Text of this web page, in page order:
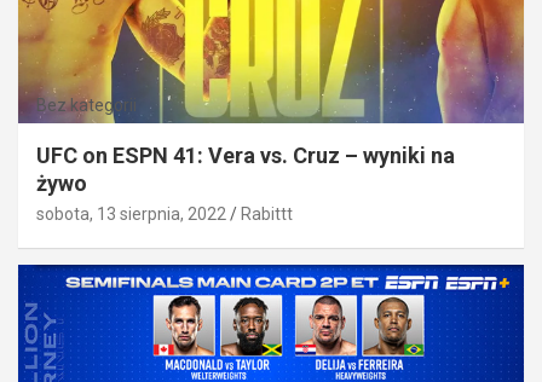
Bez kategorii
UFC on ESPN 41: Vera vs. Cruz – wyniki na
żywo
sobota, 13 sierpnia, 2022 Rabittt